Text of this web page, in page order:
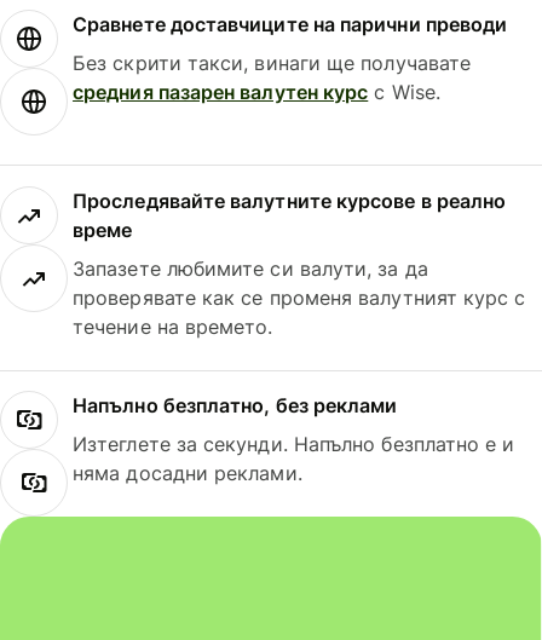
Сравнете доставчиците на парични преводи
Без скрити такси, винаги ще получавате
средния пазарен валутен курс с Wise.
Проследявайте валутните курсове в реално
време
Запазете любимите си валути, за да
проверявате как се променя валутният курс с
течение на времето.
Напълно безплатно, без реклами
Изтеглете за секунди. Напълно безплатно е и
няма досадни реклами.